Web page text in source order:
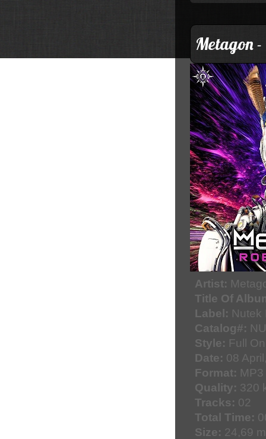
Metagon
Artist:
Title Of
Label: Nutek
Catalog#:
Style: Full
Date: 08
Format: MP3
Quality: 320
Tracks: 02
Total Time:
Size: 24,69